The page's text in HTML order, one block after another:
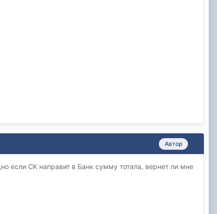
Автор
если СК направит в Банк сумму тотала, вернет ли мне